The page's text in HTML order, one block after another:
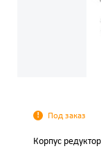
Под заказ
Корпус